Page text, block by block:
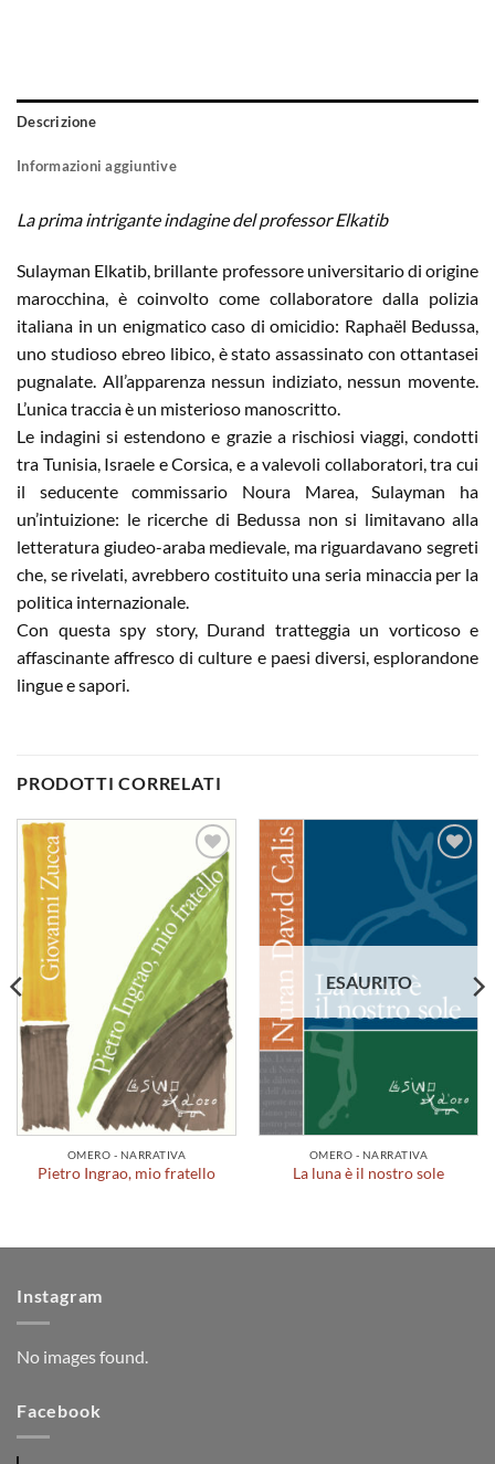
Descrizione
Informazioni aggiuntive
La prima intrigante indagine del professor Elkatib
Sulayman Elkatib, brillante professore universitario di origine
marocchina, è coinvolto come collaboratore dalla polizia
italiana in un enigmatico caso di omicidio: Raphaël Bedussa,
uno studioso ebreo libico, è stato assassinato con ottantasei
pugnalate. All’apparenza nessun indiziato, nessun movente.
L’unica traccia è un misterioso manoscritto.
Le indagini si estendono e grazie a rischiosi viaggi, condotti
tra Tunisia, Israele e Corsica, e a valevoli collaboratori, tra cui
il seducente commissario Noura Marea, Sulayman ha
un’intuizione: le ricerche di Bedussa non si limitavano alla
letteratura giudeo-araba medievale, ma riguardavano segreti
che, se rivelati, avrebbero costituito una seria minaccia per la
politica internazionale.
Con questa spy story, Durand tratteggia un vorticoso e
affascinante affresco di culture e paesi diversi, esplorandone
lingue e sapori.
PRODOTTI CORRELATI
Aggiungi
alla lista
dei
desideri
OMERO - NARRATIVA
Pietro Ingrao, mio fratello
Aggiungi
alla lista
dei
desideri
ESAURITO
OMERO - NARRATIVA
La luna è il nostro sole
Instagram
No images found.
Facebook